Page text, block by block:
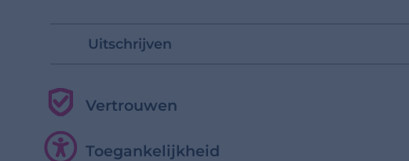
Uitschrijven
Vertrouwen
Toegankelijkheid